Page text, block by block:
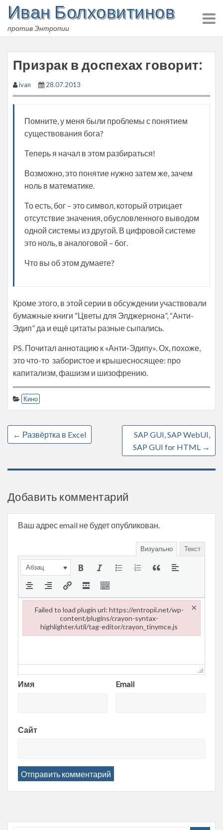
Skip
content
Иван Болховитинов
против Энтропии
Призрак в доспехах говорит:
ivan 28.07.2013
Помните, у меня были проблемы с понятием
существования бога?
Теперь я начал в этом разбираться!
Возможно, это понятие нужно затем же, зачем
ноль в математике.
То есть, бог – это символ, который отрицает
отсутствие значения, обусловленного выводом
одной системы из другой. В цифровой системе
это ноль, в аналоговой – бог.
Что вы об этом думаете?
Кроме этого, в этой серии в обсуждении участвовали
бумажные книги “Цветы для Элджернона”, “Анти-
Эдип” да и ещё цитаты разные сыпались.
PS. Почитал аннотацию к «Анти-Эдипу». Ох, похоже,
это что-то забористое и крышесносящее: про
капитализм, фашизм и шизофрению.
Кино
← Развёртка в Excel
SAP GUI, SAP WebUI,
SAP GUI for HTML →
Добавить комментарий
Ваш адрес email не будет опубликован.
Визуально Текст
Абзац
Имя Email
Сайт
Failed to load plugin url: https://entropii.net/wp-
content/plugins/crayon-syntax-
highlighter/util/tag-editor/crayon_tinymce.js
×
Failed to load plugin url: https://entropii.net/wp-content/